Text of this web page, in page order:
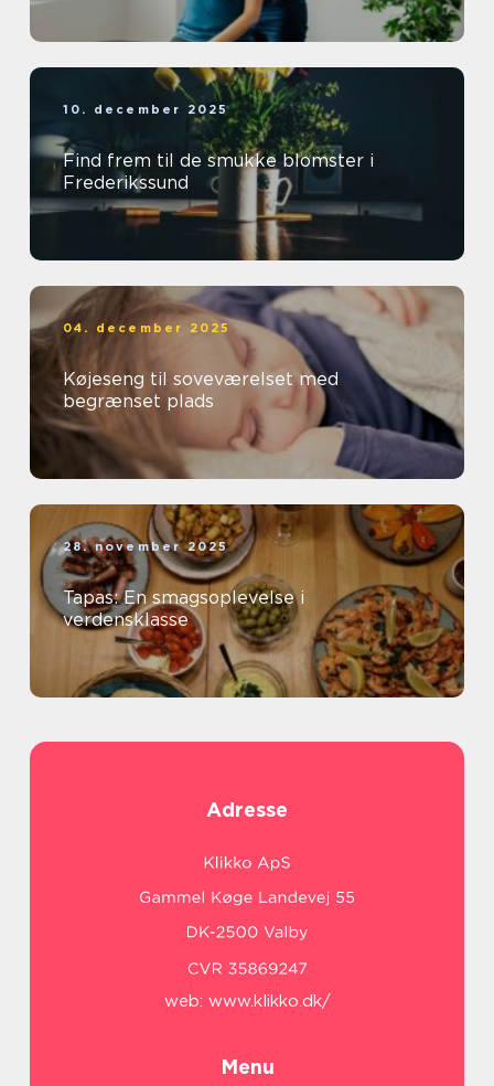
10. december 2025
Find frem til de smukke blomster i
Frederikssund
04. december 2025
Køjeseng til soveværelset med
begrænset plads
28. november 2025
Tapas: En smagsoplevelse i
verdensklasse
Adresse
web: www.klikko.dk/
Menu